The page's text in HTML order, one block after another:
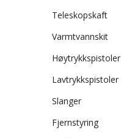
Teleskopskaft
Varmtvannskit
Høytrykkspistoler
Lavtrykkspistoler
Slanger
Fjernstyring